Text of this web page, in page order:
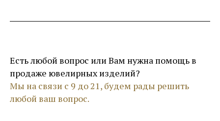
Есть любой вопрос или Вам нужна помощь в
продаже ювелирных изделий?
Мы на связи с 9 до 21, будем рады решить
любой ваш вопрос.